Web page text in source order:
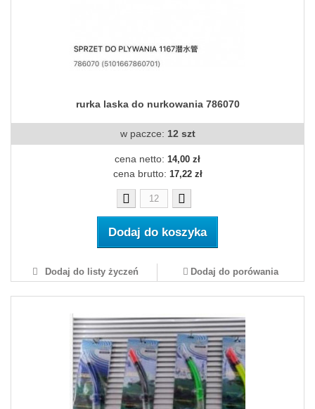
rurka laska do nurkowania 786070
w paczce: 12 szt
cena netto: 14,00 zł
cena brutto: 17,22 zł
Dodaj do koszyka
Dodaj do listy życzeń Dodaj do porówania